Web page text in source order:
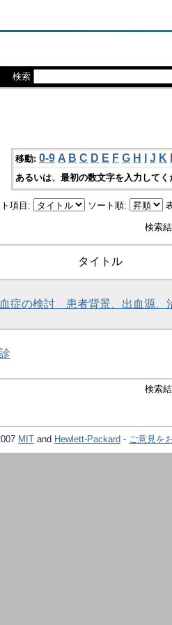
検索
移動: 0-9 A B C D E F G H J K
あるいは、最初の数文字を入力してく
項目: ソート順:
検索
タイトル
症の検討 患者背景、出血源、
検索
MIT and Hewlett-Packard - ご意見を